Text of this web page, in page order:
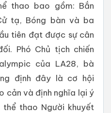
thao bao gồm: Bắn
tạ, Bóng bàn và ba
tiên đạt được sự cân
Phó Chủ tịch chiến
của LA28, bà
định đây là cơ hội
cản và định nghĩa lại ý
thao Người khuyết